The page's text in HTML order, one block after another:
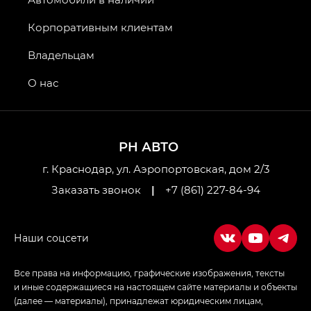
GT, Джи Эль — GL
GS4 — Джи Эс 4 (GS4) в комплектациях Джи Би
привод — GB AWD, Джи Эль Полный привод —
Джи Икс ПРЕМИУМ — GX PREMIUM, ЛАУНЖ —
LOUNGE
Empow — Эмпау (Empow) в комплектации
РН АВТО
г. Краснодар, ул. Аэропортовская, дом 2/3
Заказать звонок
| +7 (861) 227-84-94
Корпоративным клиентам
Владельцам
О нас
Все права на информацию, графические изображения, тексты
и иные содержащиеся на настоящем сайте материалы и объекты
(далее — материалы), принадлежат юридическим лицам,